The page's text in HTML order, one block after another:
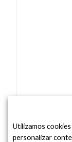
Utilizamos
personalizar